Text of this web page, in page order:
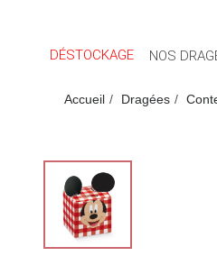
DÉSTOCKAGE NOS
Accueil Dragées